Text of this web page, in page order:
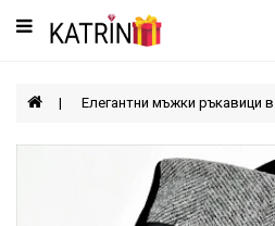
Категории
МЪЖЕ
ЖЕНИ
Елегантни мъжки ръкавици